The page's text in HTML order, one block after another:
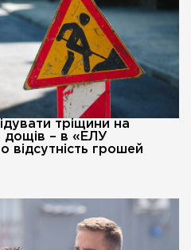
тріщини на
дощів – в «ЕЛУ
відсутність грошей